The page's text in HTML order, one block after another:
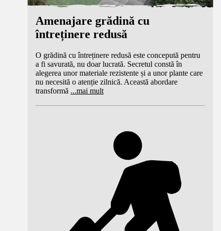
Amenajare grădină cu
întreținere redusă
O grădină cu întreținere redusă este concepută pentru
a fi savurată, nu doar lucrată. Secretul constă în
alegerea unor materiale rezistente și a unor plante care
nu necesită o atenție zilnică. Această abordare
transformă ...mai mult